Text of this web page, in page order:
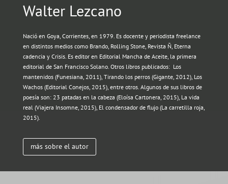
Walter Lezcano
Nació en Goya, Corrientes, en 1979. Es docente y periodista freelance
en distintos medios como Brando, Rolling Stone, Revista Ñ, Eterna
cadencia y Crisis. Es editor en Editorial Mancha de Aceite, la primera
editorial de San Francisco Solano. Otros libros publicados: Los
mantenidos (Funesiana, 2011), Tirando los perros (Gigante, 2012), Los
Wachos (Editorial Conejos, 2015), entre otros. Algunos de sus libros de
poesía son: 23 patadas en la cabeza (Eloísa Cartonera, 2015), La vida
real (Viajera Insomne, 2015), El condensador de flujo (La carretilla roja,
2015).
más sobre el autor